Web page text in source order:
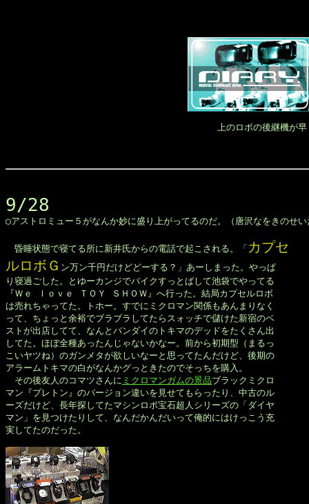
上のロボの後継機が
9/28
◯アストロミュー５がなんか妙に盛り上がってるのだ。（唐沢なをきのせい
昏睡状態で寝てる所に新井氏からの電話で起こされる。「 カプセ
ルロボＧ ン万ン千円だけどどーする？」あーしまった。やっぱ
り寝過ごした。とゆーカンジでバイクすっとばして池袋でやってる
『Ｗｅ ｌｏｖｅ ＴＯＹ ＳＨＯＷ』へ行った。結局カプセルロボ
は売れちゃってた。トホー。すでにミクロマン関係もあんまりなく
って、ちょっと余裕でブラブラしてたらスォッチで儲けた新宿のベ
ストが出店してて、なんとバンダイのトキマのデッドをたくさん出
してた。ほぼ全種あったんじゃないかなー。前から初期型（まるっ
こいヤツね）のガンメタが欲しいなーと思ってたんだけど、後期の
アラームトキマの白がなんかグっときたのでそっちを購入。
その後友人のコマツさんに ミクロマンガムの景品ブラックミクロ
マン『プレトン』のバージョン違いを見せてもらったり、中古のル
ーズだけど、長年探してたマシンロボ宝石超人シリーズの「ダイヤ
マン」を見つけたりして、なんだかんだいって俺的にはけっこう充
実してたのだった。